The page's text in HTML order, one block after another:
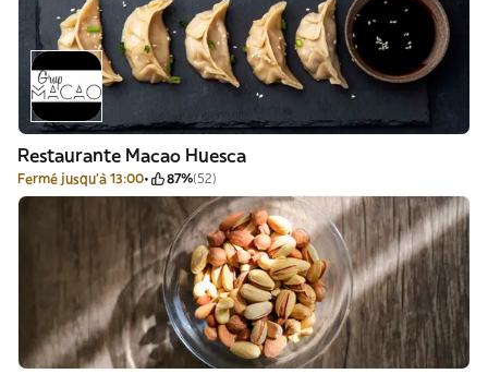
Restaurante Macao Huesca
Fermé jusqu'à 13:00 87%(52)